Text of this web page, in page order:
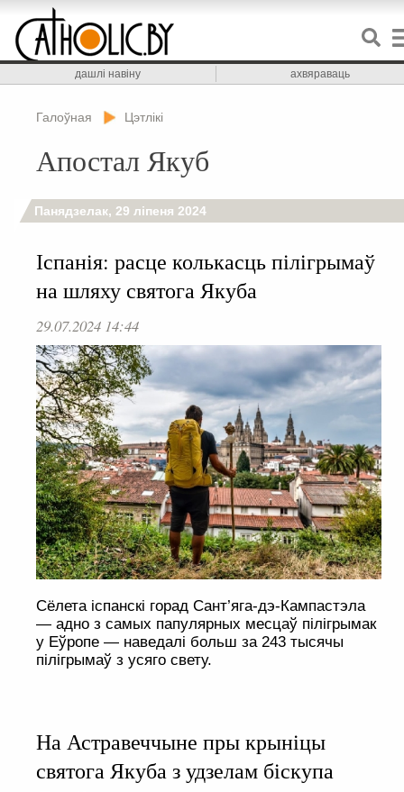
дашлі навіну ахвяраваць
Галоўная Цэтлікі
Апостал Якуб
Панядзелак, 29 ліпеня 2024
Іспанія: расце колькасць пілігрымаў
на шляху святога Якуба
29.07.2024 14:44
Сёлета іспанскі горад Сант’яга-дэ-Кампастэла
— адно з самых папулярных месцаў пілігрымак
у Еўропе — наведалі больш за 243 тысячы
пілігрымаў з усяго свету.
На Астравеччыне пры крыніцы
святога Якуба з удзелам біскупа